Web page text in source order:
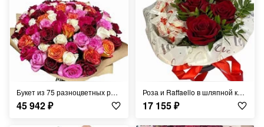
Букет из 75 разноцветных роз 60 см
45 942₽
Роза и Raffaello в шляпной коробке
17 155₽